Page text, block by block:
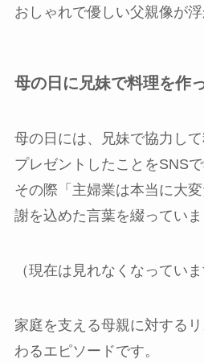
おしゃれで優しい父親像が浮
母の日に兄妹で料理を作
母の日には、兄妹で協力し
プレゼントしたことをSNSで
その際「主婦業は本当に大
謝を込めた言葉を綴っていま
（現在は見れなくなっていま
家庭を支える母親に対する
わるエピソードです。